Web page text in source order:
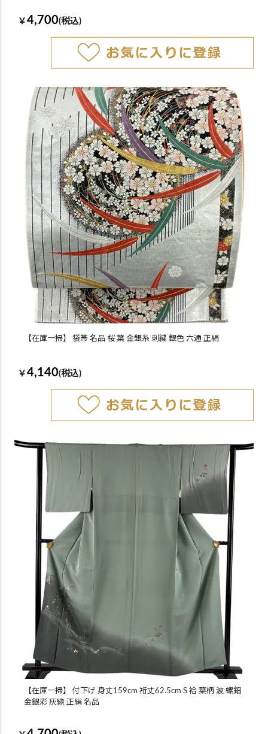
￥ 4,700(税込)
【在庫一掃】 袋帯 名品 桜 葉 金銀糸 刺繍 銀色 六通 正絹
￥ 4,140(税込)
【在庫一掃】 付下げ 身丈159cm 裄丈62.5cm S 袷 葉柄 波 螺鈿
金銀彩 灰緑 正絹 名品